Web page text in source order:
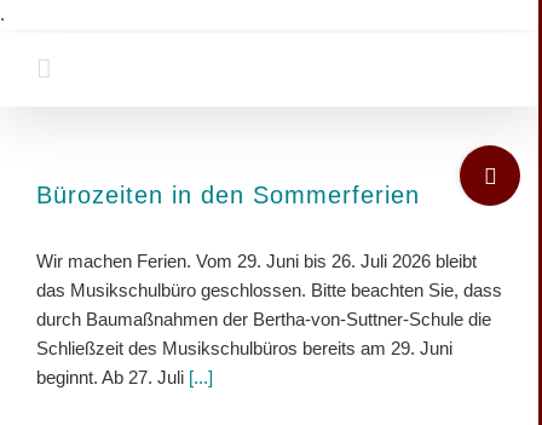
.
Bürozeiten in den Sommerferien
Wir machen Ferien. Vom 29. Juni bis 26. Juli 2026 bleibt
das Musikschulbüro geschlossen. Bitte beachten Sie, dass
durch Baumaßnahmen der Bertha-von-Suttner-Schule die
Schließzeit des Musikschulbüros bereits am 29. Juni
beginnt. Ab 27. Juli [...]
Toggle
Sliding